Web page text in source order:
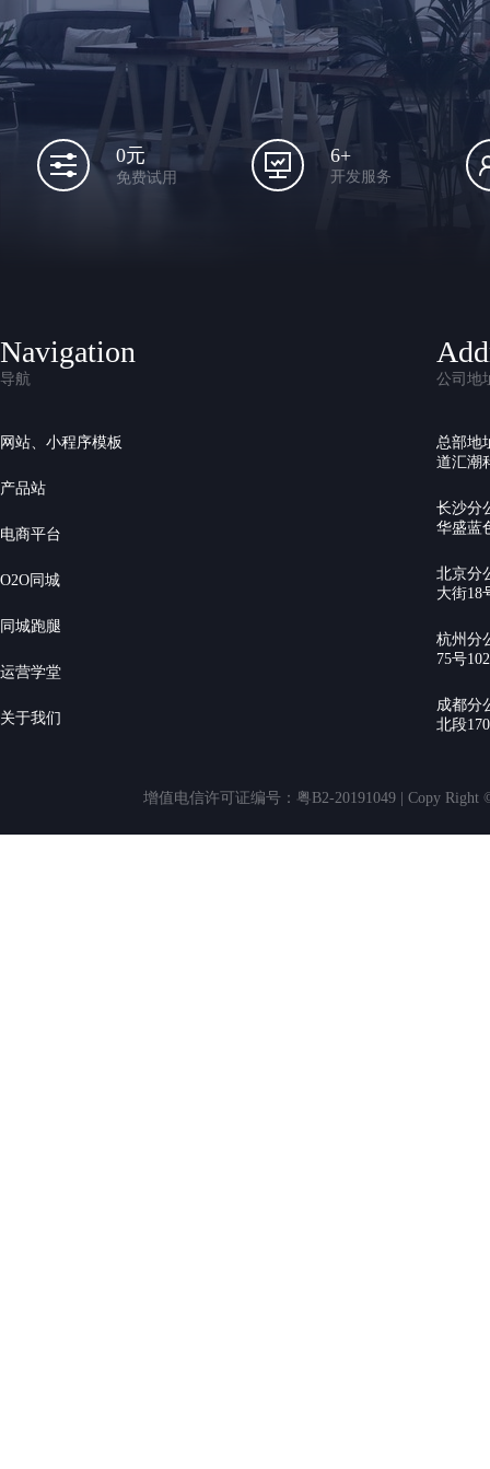
0元
免费试用
6+
开发服务
Navigation
导航
网站、小程序模板
产品站
电商平台
O2O同城
同城跑腿
运营学堂
关于我们
公司地
总部地
道汇潮
长沙分
华盛蓝
北京分
大街18
杭州分
75号
成都分
北段
增值电信许可证编号：粤B2-20191049 | Copy